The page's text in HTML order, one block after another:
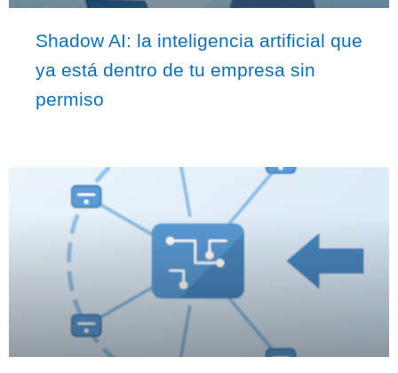
Shadow AI: la inteligencia artificial que
ya está dentro de tu empresa sin
permiso